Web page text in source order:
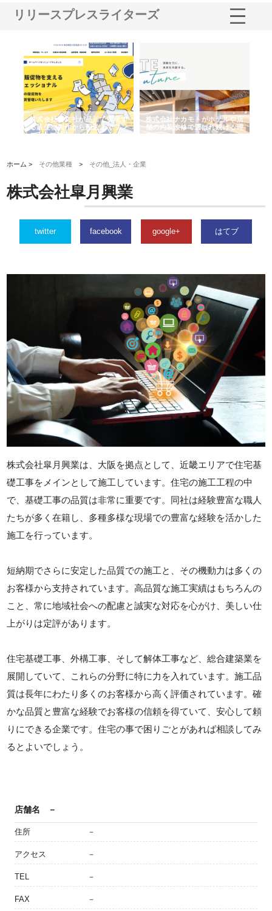
リリースプレスライターズ
株式会社耕文社が品川で実現す
る販促物製作から配送までワン
ストップ対応
株式会社ナカモトがホテルや店
舗の内装改修で選ばれ続ける理
由
ホーム > その他業種 > その他_法人・企業
株式会社皐月興業
twitter facebook google+ はてブ
株式会社皐月興業は、大阪を拠点として、近畿エリアで住宅基
礎工事をメインとして施工しています。住宅の施工工程の中
で、基礎工事の品質は非常に重要です。同社は経験豊富な職人
たちが多く在籍し、多種多様な現場での豊富な経験を活かした
施工を行っています。
短納期でさらに安定した品質での施工と、その機動力は多くの
お客様から支持されています。高品質な施工実績はもちろんの
こと、常に地域社会への配慮と誠実な対応を心がけ、美しい仕
上がりは定評があります。
住宅基礎工事、外構工事、そして解体工事など、総合建築業を
展開していて、これらの分野に特に力を入れています。施工品
質は長年にわたり多くのお客様から高く評価されています。確
かな品質と豊富な経験でお客様の信頼を得ていて、安心して頼
りにできる企業です。住宅の事で困りごとがあれば相談してみ
るとよいでしょう。
店舗名 －
住所 －
アクセス －
TEL －
FAX －